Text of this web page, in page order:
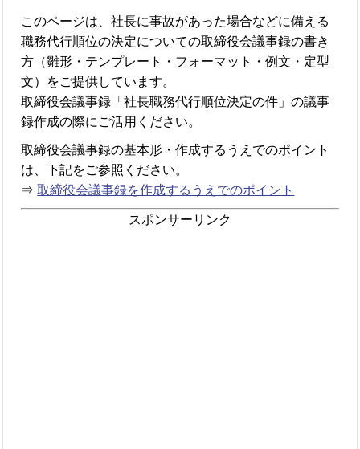
このページは、社長に事故があった場合などに備える
職務代行順位の決定についての取締役会議事録の書き
方（雛形・テンプレート・フォーマット・例文・定型
文）をご提供しています。
取締役会議事録「社長職務代行順位決定の件」の議事
録作成の際にご活用ください。
取締役会議事録の基本形・作成するうえでのポイント
は、下記をご参照ください。
⇒取締役会議事録を作成するうえでのポイント
スポンサーリンク